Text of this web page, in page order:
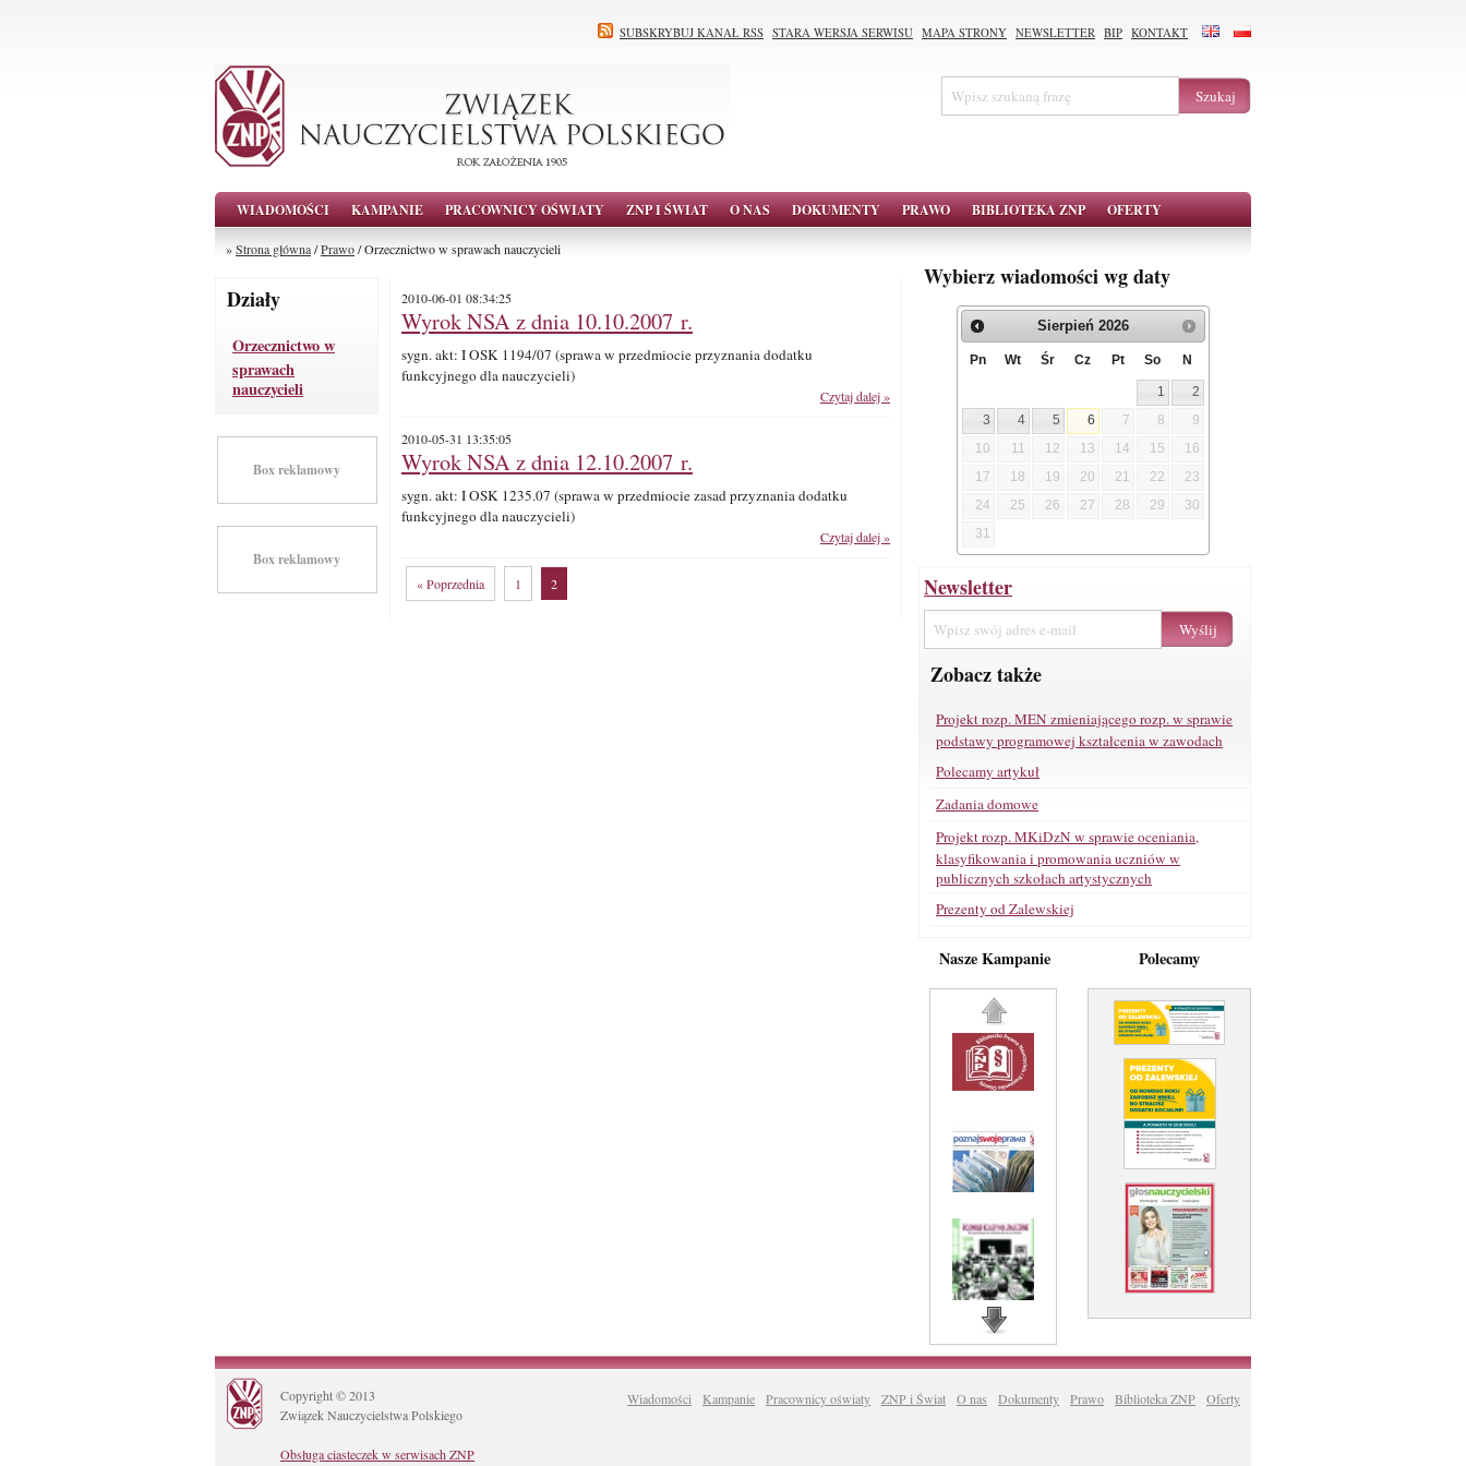
SUBSKRYBUJ KANAŁ RSS STARA WERSJA SERWISU MAPA STRONY NEWSLETTER BIP KONTAKT
WIADOMOŚCI KAMPANIE PRACOWNICY OŚWIATY ZNP I ŚWIAT O NAS DOKUMENTY PRAWO BIBLIOTEKA ZNP OFERTY
»Strona główna/Prawo/ Orzecznictwo w sprawach nauczycieli
Działy
Orzecznictwo w
sprawach
nauczycieli
Box reklamowy
Box reklamowy
2010-06-01 08:34:25
Wyrok NSA z dnia 10.10.2007 r.
sygn. akt: I OSK 1194/07 (sprawa w przedmiocie przyznania dodatku
funkcyjnego dla nauczycieli)
Czytaj dalej »
2010-05-31 13:35:05
Wyrok NSA z dnia 12.10.2007 r.
sygn. akt: I OSK 1235.07 (sprawa w przedmiocie zasad przyznania dodatku
funkcyjnego dla nauczycieli)
Czytaj dalej »
« Poprzednia 1 2
Wybierz wiadomości wg daty
Sierpień 2026
Pn Wt Śr Cz Pt So N
1
2
3
4 5 6 7 8
9
10
11 12 13 14 15
16
17
18 19 20 21 22
23
24
25 26 27 28 29
30
31
Newsletter
Zobacz także
Projekt rozp. MEN zmieniającego rozp. w sprawie
podstawy programowej kształcenia w zawodach
Polecamy artykuł
Zadania domowe
Projekt rozp. MKiDzN w sprawie oceniania,
klasyfikowania i promowania uczniów w
publicznych szkołach artystycznych
Prezenty od Zalewskiej
Nasze Kampanie Polecamy
Copyright © 2013
Związek Nauczycielstwa Polskiego
Obsługa ciasteczek w serwisach ZNP
Oferty
Biblioteka ZNP
Prawo
Dokumenty
O nas
ZNP i Świat
Pracownicy oświaty
Kampanie
Wiadomości